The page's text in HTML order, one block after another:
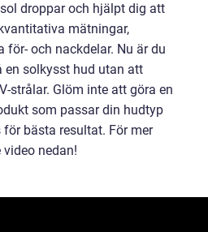
droppar och hjälpt dig att
mätningar,
för- och nackdelar. Nu är du
en solkysst hud utan att
strålar. Glöm inte att göra en
som passar din hudtyp
bästa resultat. För mer
nedan!